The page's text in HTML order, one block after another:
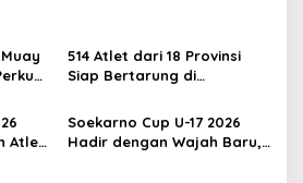
514 Atlet dari 18 Provinsi
Siap Bertarung di
Championship 2026 di
Bekasi
Atlet
Soekarno Cup U-17 2026
Hadir dengan Wajah Baru,